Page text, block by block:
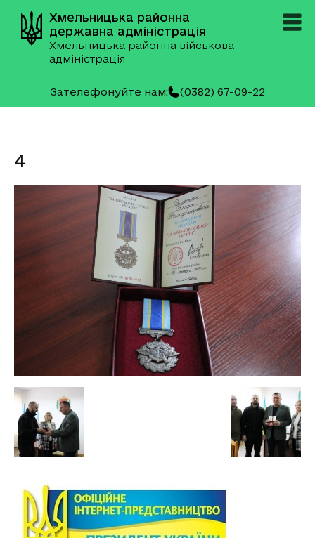
Хмельницька районна
державна адміністрація
Хмельницька районна військова
адміністрація
Зателефонуйте нам: (0382) 67-09-22
4